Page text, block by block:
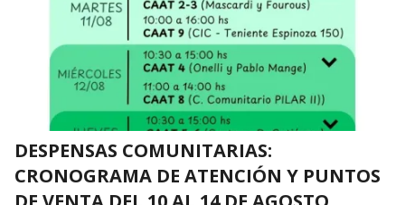
DESPENSAS COMUNITARIAS:
CRONOGRAMA DE ATENCIÓN Y PUNTOS